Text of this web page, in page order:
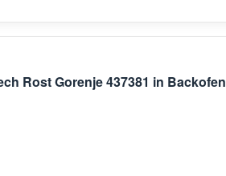
Rost Gorenje 437381 in Backofen